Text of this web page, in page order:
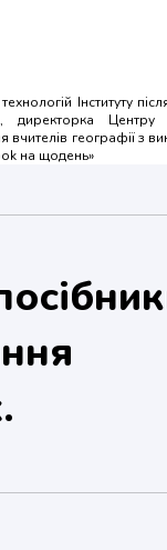
Інституту
директорка Центру
вчителів географії з
на щодень»